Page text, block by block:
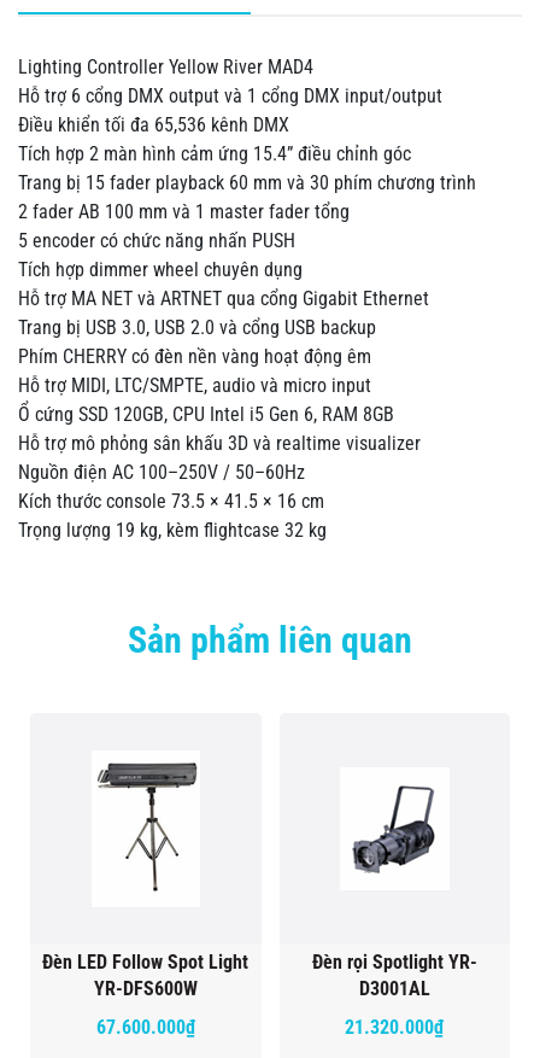
Lighting Controller Yellow River MAD4
Hỗ trợ 6 cổng DMX output và 1 cổng DMX input/output
Điều khiển tối đa 65,536 kênh DMX
Tích hợp 2 màn hình cảm ứng 15.4” điều chỉnh góc
Trang bị 15 fader playback 60 mm và 30 phím chương trình
2 fader AB 100 mm và 1 master fader tổng
5 encoder có chức năng nhấn PUSH
Tích hợp dimmer wheel chuyên dụng
Hỗ trợ MA NET và ARTNET qua cổng Gigabit Ethernet
Trang bị USB 3.0, USB 2.0 và cổng USB backup
Phím CHERRY có đèn nền vàng hoạt động êm
Hỗ trợ MIDI, LTC/SMPTE, audio và micro input
Ổ cứng SSD 120GB, CPU Intel i5 Gen 6, RAM 8GB
Hỗ trợ mô phỏng sân khấu 3D và realtime visualizer
Nguồn điện AC 100–250V / 50–60Hz
Kích thước console 73.5 × 41.5 × 16 cm
Trọng lượng 19 kg, kèm flightcase 32 kg
Sản phẩm liên quan
Đèn LED Follow Spot Light
YR-DFS600W
67.600.000₫
Đèn rọi Spotlight YR-
D3001AL
21.320.000₫